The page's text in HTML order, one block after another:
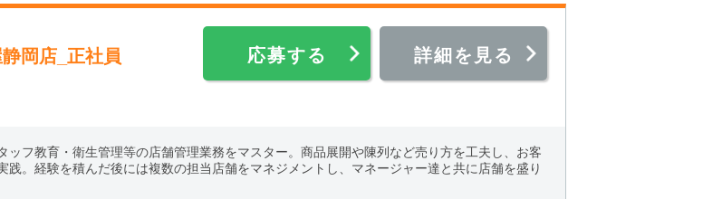
岡店_正社員 応募する 詳細を見る
フ教育・衛生管理等の店舗管理業務をマスター。商品展開や陳列など売り方を工夫し、お客
。経験を積んだ後には複数の担当店舗をマネジメントし、マネージャー達と共に店舗を盛り